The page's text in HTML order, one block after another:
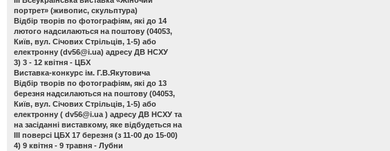
портрет» (живопис, скульптура)
Відбір творів по фотографіям, які до 14
лютого надсилаються на поштову (04053,
Київ, вул. Січових Стрільців, 1-5) або
електронну (dv56@i.ua) адресу ДВ НСХУ
3) 3 - 12 квітня - ЦБХ
Виставка-конкурс ім. Г.В.Якутовича
Відбір творів по фотографіям, які до 13
березня надсилаються на поштову (04053,
Київ, вул. Січових Стрільців, 1-5) або
електронну ( dv56@i.ua ) адресу ДВ НСХУ та
на засіданні виставкому, яке відбудеться на
ІІІ поверсі ЦБХ 17 березня (з 11-00 до 15-00)
4) 9 квітня - 9 травня - Лубни